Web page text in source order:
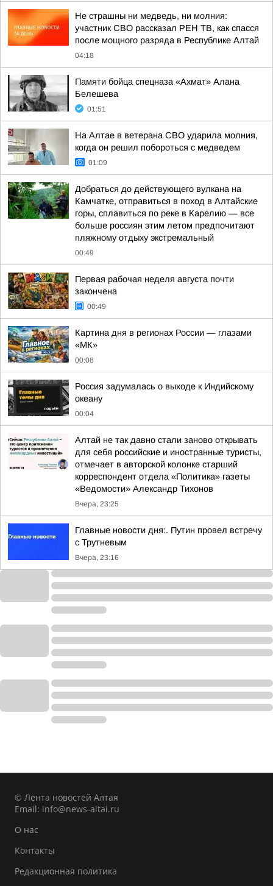
Не страшны ни медведь, ни молния:
участник СВО рассказал РЕН ТВ, как спасся
после мощного разряда в Республике Алтай
04:18
Памяти бойца спецназа «Ахмат» Алана
Белешева
01:51
На Алтае в ветерана СВО ударила молния,
когда он решил побороться с медведем
01:09
Добраться до действующего вулкана на
Камчатке, отправиться в поход в Алтайские
горы, сплавиться по реке в Карелию — все
больше россиян этим летом предпочитают
пляжному отдыху экстремальный
00:49
Первая рабочая неделя августа почти
закончена
00:49
Картина дня в регионах России — глазами
«МК»
00:08
Россия задумалась о выходе к Индийскому
океану
00:04
Алтай не так давно стали заново открывать
для себя российские и иностранные туристы,
отмечает в авторской колонке старший
корреспондент отдела «Политика» газеты
«Ведомости» Александр Тихонов
Вчера, 23:25
Главные новости дня:. Путин провел встречу
с Трутневым
Вчера, 23:16
© Лента новостей Алтая
Email: info@news-altai.ru
О нас
Контакты
Редакционная политика